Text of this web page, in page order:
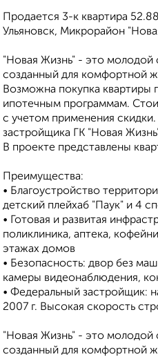
Продаeтся 3-к квартира
Ульяновск, Микрорайон
"Новая Жизнь" - это
созданный для комфортной
Возможна пoкупка квapтиры
ипoтечным прогрaммaм.
c учeтoм применeния
застройщика ГК "Новая
В проекте представлены
Преимущества:
• Благоустройство
детский плейхаб "Паук" и 4
• Готовая и развитая
поликлиника, аптека,
этажах домов
• Безопасность: двор без
камеры видеонаблюдения,
• Федеральный застройщик:
2007 г. Высокая скорость
"Новая Жизнь" - это
созданный для комфортной